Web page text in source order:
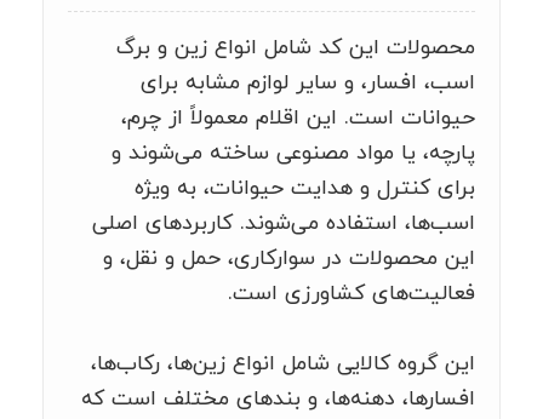
محصولات این کد شامل انواع زین و برگ
اسب، افسار، و سایر لوازم مشابه برای
حیوانات است. این اقلام معمولاً از چرم،
پارچه، یا مواد مصنوعی ساخته می‌شوند و
برای کنترل و هدایت حیوانات، به ویژه
اسب‌ها، استفاده می‌شوند. کاربردهای اصلی
این محصولات در سوارکاری، حمل و نقل، و
فعالیت‌های کشاورزی است.
این گروه کالایی شامل انواع زین‌ها، رکاب‌ها،
افسارها، دهنه‌ها، و بندهای مختلف است که